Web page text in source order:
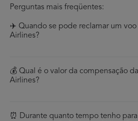
Perguntas mais freqüentes:
✈️ Quando se pode reclamar um voo
Airlines?
💰 Qual é o valor da compensação
Airlines?
⏰ Durante quanto tempo tenho